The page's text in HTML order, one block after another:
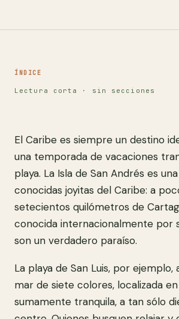
ÍNDICE
Lectura corta · sin secciones
El Caribe es siempre un destino
una temporada de vacaciones
playa. La Isla de San Andrés es
conocidas joyitas del Caribe: a
setecientos quilómetros de
conocida internacionalmente por
son un verdadero paraíso.
La playa de San Luis, por
mar de siete colores, localizada
sumamente tranquila, a tan sólo